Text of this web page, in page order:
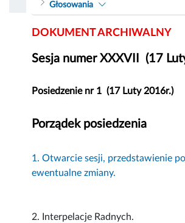
Głosowania
DOKUMENT ARCHIWALNY
Sesja numer XXXVII (17
Posiedzenie nr 1 (17 Luty 2016r.)
Porządek posiedzenia
1. Otwarcie sesji, przedstawienie
ewentualne zmiany.
2. Interpelacje Radnych.